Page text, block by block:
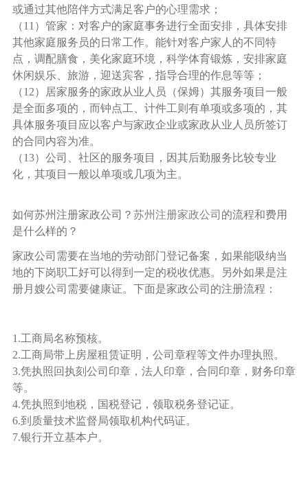
或通过其他陪伴方式满足客户的心理需求；
（11）管家：对客户的家庭事务进行全面安排，具体安排
其他家庭服务员的日常工作。能针对客户家人的不同特
点，调配膳食，美化家庭环境，科学体育锻炼，安排家庭
休闲娱乐、旅游，迎送宾客，指导合理的作息等等；
（12）居家服务的家政从业人员（保姆）其服务项目一般
是全面多项的，而钟点工、计件工则有单项或多项的，其
具体服务项目应以客户与家政企业或家政从业人员所签订
的合同内容为准。
（13）公司、社区的服务项目，因其后勤服务比较专业
化，其项目一般以单项或几项为主。
如何苏州注册家政公司？ 苏州注册家政公司 的流程和费用
是什么样的？
家政公司需要在当地的劳动部门登记备案，如果能吸纳当
地的下岗职工好可以得到一定的税收优惠。另外如果是注
册月嫂公司需要健康证。下面是家政公司的注册流程：
1.工商局名称预核。
2.工商局带上房屋租赁证明，公司章程等文件办理执照。
3.凭执照回执刻公司印章，法人印章，合同印章，财务印章
等。
4.凭执照到地税，国税登记，领取税务登记证。
6.到质量技术监督局领取机构代码证。
7.银行开立基本户。